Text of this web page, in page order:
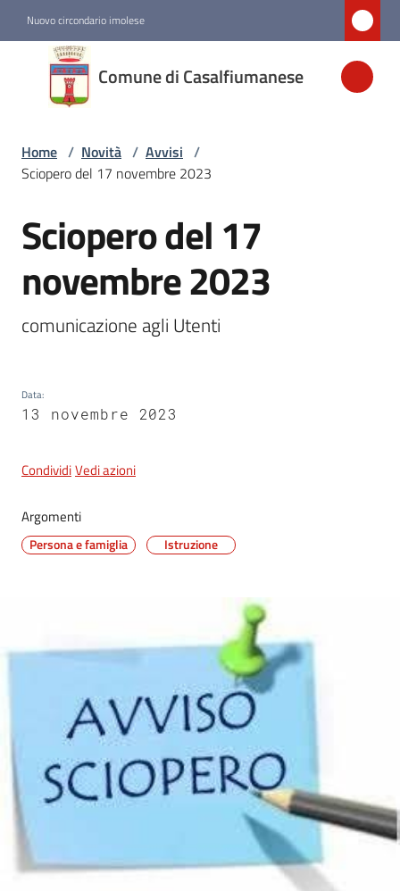
Nuovo circondario imolese
Comune di Casalfiumanese
Comune di
Casalfiumanese
Amministrazione
Menu selezionato
Servizi
Vivere
5x1000
Servizi
on-
line
argomenti
Home / Novità / Avvisi /
Sciopero del 17 novembre 2023
Salta al contenuto
Sciopero del 17
novembre 2023
comunicazione agli Utenti
Data:
13 novembre 2023
CondividiVedi azioni
Argomenti
Persona e famiglia Istruzione